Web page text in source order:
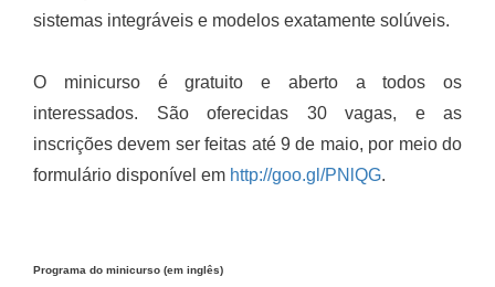
sistemas integráveis e modelos exatamente solúveis.
O minicurso é gratuito e aberto a todos os
interessados. São oferecidas 30 vagas, e as
inscrições devem ser feitas até 9 de maio, por meio do
formulário disponível em http://goo.gl/PNlQG.
Programa do minicurso (em inglês)